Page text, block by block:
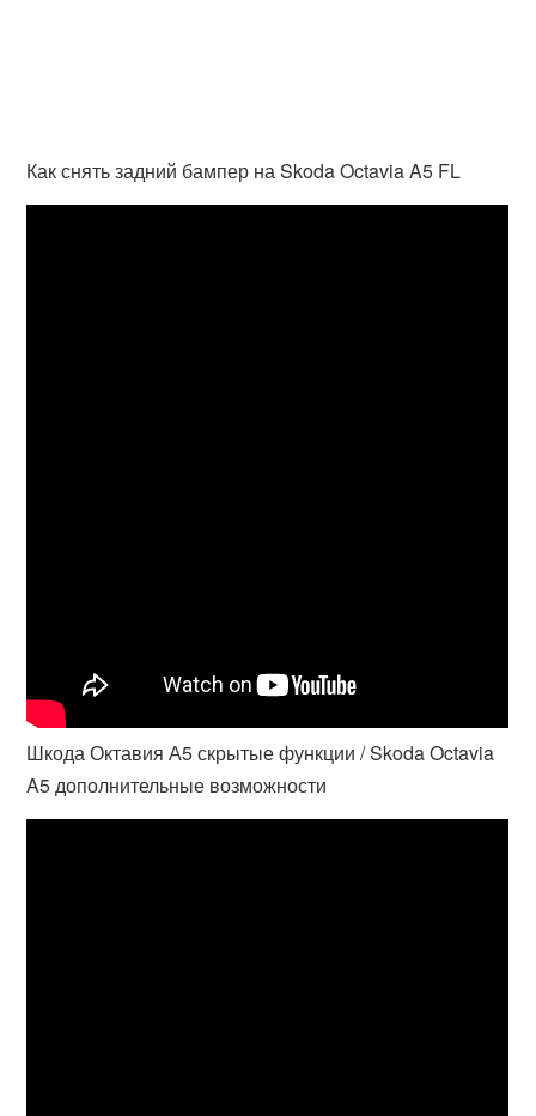
Как снять задний бампер на Skoda Octavia A5 FL
Шкода Октавия А5 скрытые функции / Skoda Octavia
A5 дополнительные возможности